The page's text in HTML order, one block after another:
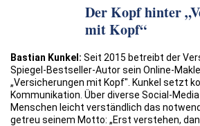
Der Kopf hinter
mit Kopf“
Bastian Kunkel: Seit 2015 betreibt der
Spiegel-Bestseller-Autor sein Online-
„Versicherungen mit Kopf". Kunkel setzt
Kommunikation. Über diverse Social-
Menschen leicht verständlich das
getreu seinem Motto: „Erst verstehen,